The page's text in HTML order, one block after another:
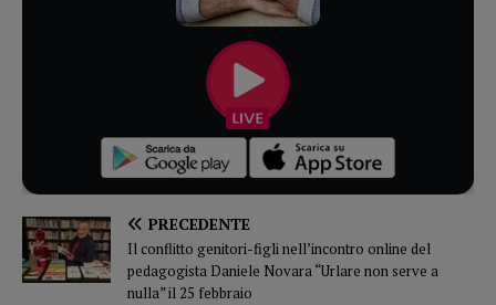
PRECEDENTE
Il conflitto genitori-figli nell’incontro online del
pedagogista Daniele Novara “Urlare non serve a
nulla” il 25 febbraio